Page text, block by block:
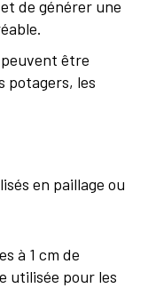
de générer une
être
potagers, les
en paillage ou
à 1 cm de
utilisée pour les